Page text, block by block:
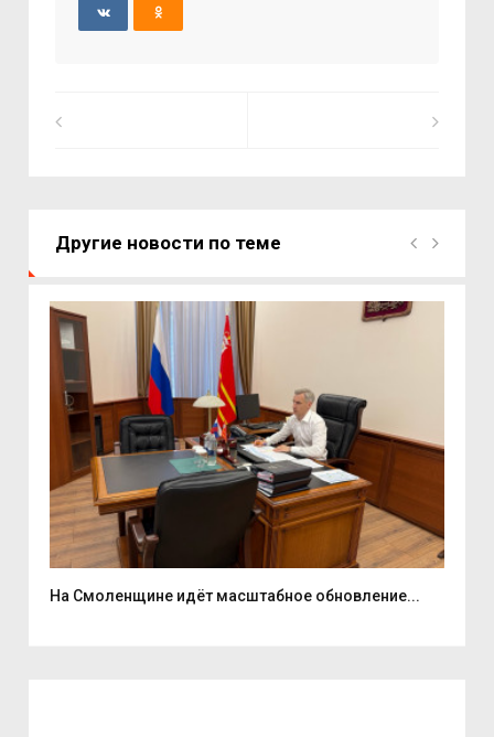
Другие новости по теме
На Смоленщине идёт масштабное обновление...